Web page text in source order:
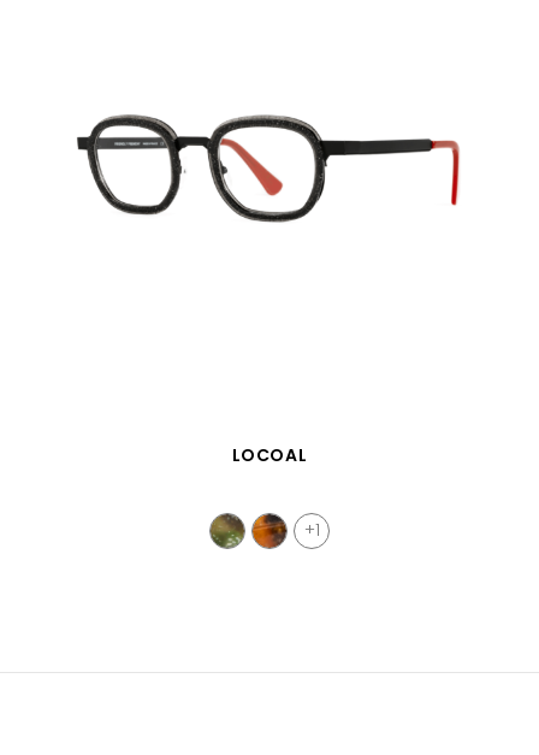
VISTA RÁPIDA
LOCOAL
+1